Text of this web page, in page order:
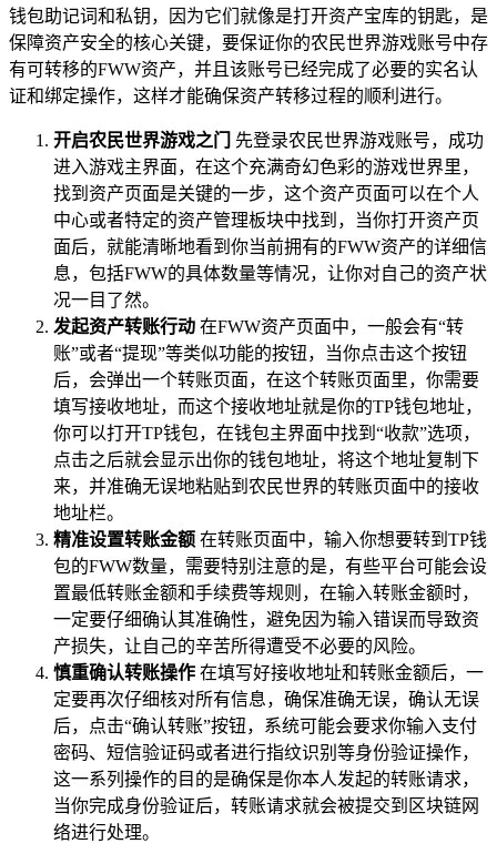
钱包助记词和私钥，因为它们就像是打开资产宝库的钥匙，是
保障资产安全的核心关键，要保证你的农民世界游戏账号中存
有可转移的FWW资产，并且该账号已经完成了必要的实名认
证和绑定操作，这样才能确保资产转移过程的顺利进行。
开启农民世界游戏之门
先登录农民世界游戏账号，成功
进入游戏主界面，在这个充满奇幻色彩的游戏世界里，
找到资产页面是关键的一步，这个资产页面可以在个人
中心或者特定的资产管理板块中找到，当你打开资产页
面后，就能清晰地看到你当前拥有的FWW资产的详细信
息，包括FWW的具体数量等情况，让你对自己的资产状
况一目了然。
发起资产转账行动 在FWW资产页面中，一般会有“转
账”或者“提现”等类似功能的按钮，当你点击这个按钮
后，会弹出一个转账页面，在这个转账页面里，你需要
填写接收地址，而这个接收地址就是你的TP钱包地址，
你可以打开TP钱包，在钱包主界面中找到“收款”选项，
点击之后就会显示出你的钱包地址，将这个地址复制下
来，并准确无误地粘贴到农民世界的转账页面中的接收
地址栏。
精准设置转账金额 在转账页面中，输入你想要转到TP钱
包的FWW数量，需要特别注意的是，有些平台可能会设
置最低转账金额和手续费等规则，在输入转账金额时，
一定要仔细确认其准确性，避免因为输入错误而导致资
产损失，让自己的辛苦所得遭受不必要的风险。
慎重确认转账操作 在填写好接收地址和转账金额后，一
定要再次仔细核对所有信息，确保准确无误，确认无误
后，点击“确认转账”按钮，系统可能会要求你输入支付
密码、短信验证码或者进行指纹识别等身份验证操作，
这一系列操作的目的是确保是你本人发起的转账请求，
当你完成身份验证后，转账请求就会被提交到区块链网
络进行处理。